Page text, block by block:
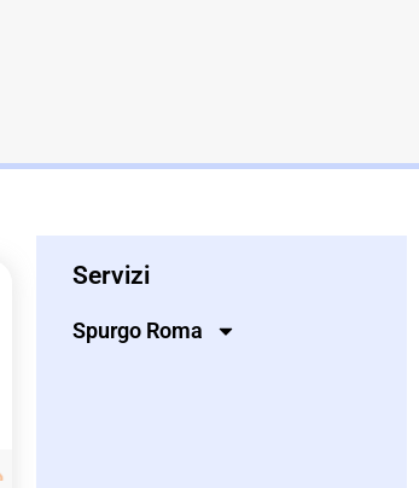
Servizi
Spurgo Roma